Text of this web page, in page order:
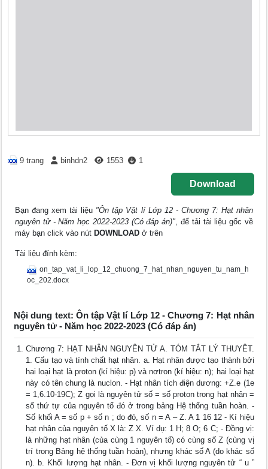
9 trang binhdn2 1553 1
Download
Bạn đang xem tài liệu "Ôn tập Vật lí Lớp 12 - Chương 7: Hạt nhân
nguyên tử - Năm học 2022-2023 (Có đáp án)", để tải tài liệu gốc về
máy bạn click vào nút DOWNLOAD ở trên
Tài liệu đính kèm:
on_tap_vat_li_lop_12_chuong_7_hat_nhan_nguyen_tu_nam_h
oc_202.docx
Nội dung text: Ôn tập Vật lí Lớp 12 - Chương 7: Hạt nhân
nguyên tử - Năm học 2022-2023 (Có đáp án)
Chương 7: HẠT NHÂN NGUYÊN TỬ A. TÓM TẮT LÝ THUYÊT.
1. Cấu tạo và tính chất hạt nhân. a. Hạt nhân được tạo thành bởi
hai loại hạt là proton (kí hiệu: p) và nơtron (kí hiệu: n); hai loại hạt
này có tên chung là nuclon. - Hạt nhân tích điện dương: +Z.e (1e
= 1,6.10-19C); Z gọi là nguyên tử số = số proton trong hạt nhân =
số thứ tự của nguyên tố đó ở trong bảng Hệ thống tuần hoàn. -
Số khối A = số p + số n ; do đó, số n = A – Z. A 1 16 12 - Kí hiệu
hạt nhân của nguyên tố X là: Z X. Ví dụ: 1 H; 8 O; 6 C; - Đồng vị:
là những hạt nhân (của cùng 1 nguyên tố) có cùng số Z (cùng vị
trí trong Bảng hệ thống tuần hoàn), nhưng khác số A (do khác số
n). b. Khối lượng hạt nhân. - Đơn vị khối lượng nguyên tử “ u ”